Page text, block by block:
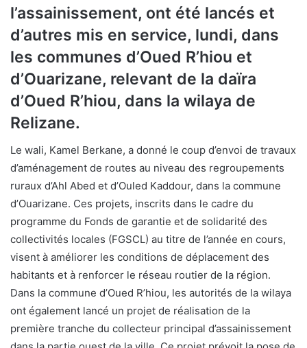
l’assainissement, ont été lancés et
d’autres mis en service, lundi, dans
les communes d’Oued R’hiou et
d’Ouarizane, relevant de la daïra
d’Oued R’hiou, dans la wilaya de
Relizane.
Le wali, Kamel Berkane, a donné le coup d’envoi de travaux
d’aménagement de routes au niveau des regroupements
ruraux d’Ahl Abed et d’Ouled Kaddour, dans la commune
d’Ouarizane. Ces projets, inscrits dans le cadre du
programme du Fonds de garantie et de solidarité des
collectivités locales (FGSCL) au titre de l’année en cours,
visent à améliorer les conditions de déplacement des
habitants et à renforcer le réseau routier de la région.
Dans la commune d’Oued R’hiou, les autorités de la wilaya
ont également lancé un projet de réalisation de la
première tranche du collecteur principal d’assainissement